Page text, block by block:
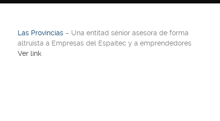
Las Provincias – Una entitad sénior asesora de forma
altruista a Empresas del Espaitec y a emprendedores
Ver link